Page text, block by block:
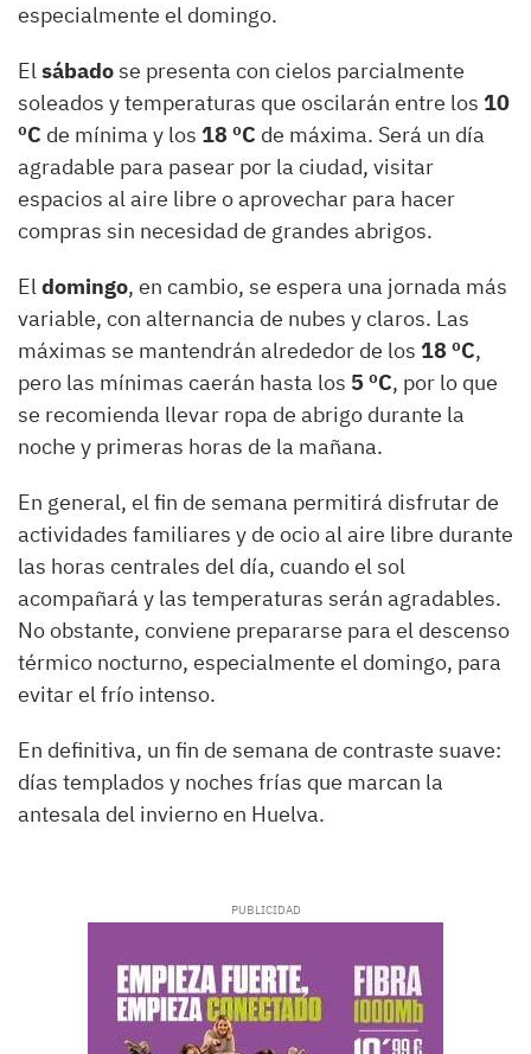
especialmente el domingo.
Elsábadose presenta con cielos parcialmente
soleados y temperaturas que oscilarán entre los 10
ºC de mínima y los 18 ºC de máxima. Será un día
agradable para pasear por la ciudad, visitar
espacios al aire libre o aprovechar para hacer
compras sin necesidad de grandes abrigos.
Eldomingo, en cambio, se espera una jornada más
variable, con alternancia de nubes y claros. Las
máximas se mantendrán alrededor de los 18 ºC,
pero las mínimas caerán hasta los 5 ºC, por lo que
se recomienda llevar ropa de abrigo durante la
noche y primeras horas de la mañana.
En general, el fin de semana permitirá disfrutar de
actividades familiares y de ocio al aire libre durante
las horas centrales del día, cuando el sol
acompañará y las temperaturas serán agradables.
No obstante, conviene prepararse para el descenso
térmico nocturno, especialmente el domingo, para
evitar el frío intenso.
En definitiva, un fin de semana de contraste suave:
días templados y noches frías que marcan la
antesala del invierno en Huelva.